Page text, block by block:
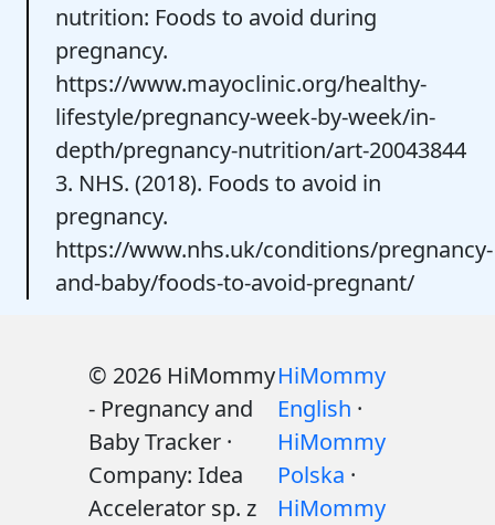
nutrition: Foods to avoid during
pregnancy.
https://www.mayoclinic.org/healthy-
lifestyle/pregnancy-week-by-week/in-
depth/pregnancy-nutrition/art-20043844
3. NHS. (2018). Foods to avoid in
pregnancy.
https://www.nhs.uk/conditions/pregnancy-
and-baby/foods-to-avoid-pregnant/
© 2026 HiMommy
- Pregnancy and
Baby Tracker ·
Company: Idea
Accelerator sp. z
HiMommy
English ·
HiMommy
Polska ·
HiMommy